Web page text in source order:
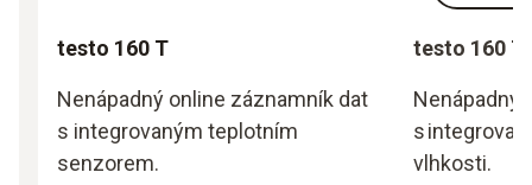
testo 160 T
Nenápadný online záznamník dat
s integrovaným teplotním
senzorem.
testo 160
Nenápadný
s
vlhkosti.